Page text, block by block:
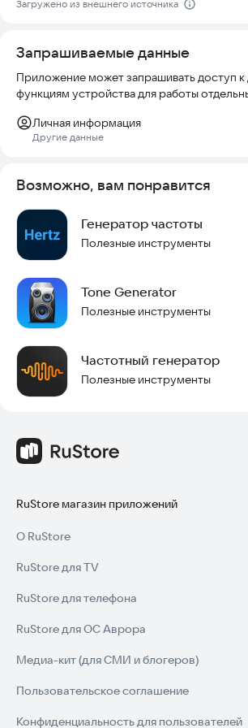
Загружено из внешнего источника
Запрашиваемые данные
Приложение может запрашивать доступ
функциям устройства для работы
Личная информация
Другие данные
Возможно, вам понравится
Генератор частоты
Полезные инструменты
Tone Generator
Полезные инструменты
Частотный генератор
Полезные инструменты
RuStore магазин приложений
О RuStore
RuStore для TV
RuStore для телефона
RuStore для ОС Аврора
Медиа-кит (для СМИ и блогеров)
Пользовательское соглашение
Конфиденциальность для пользователей